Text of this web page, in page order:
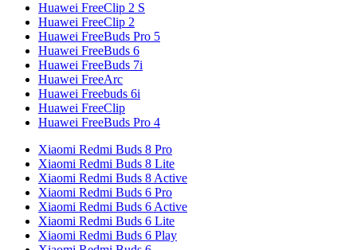
Huawei FreeClip 2 S
Huawei FreeClip 2
Huawei FreeBuds Pro 5
Huawei FreeBuds 6
Huawei FreeBuds 7i
Huawei FreeArc
Huawei Freebuds 6i
Huawei FreeClip
Huawei FreeBuds Pro 4
Xiaomi Redmi Buds 8 Pro
Xiaomi Redmi Buds 8 Lite
Xiaomi Redmi Buds 8 Active
Xiaomi Redmi Buds 6 Pro
Xiaomi Redmi Buds 6 Active
Xiaomi Redmi Buds 6 Lite
Xiaomi Redmi Buds 6 Play